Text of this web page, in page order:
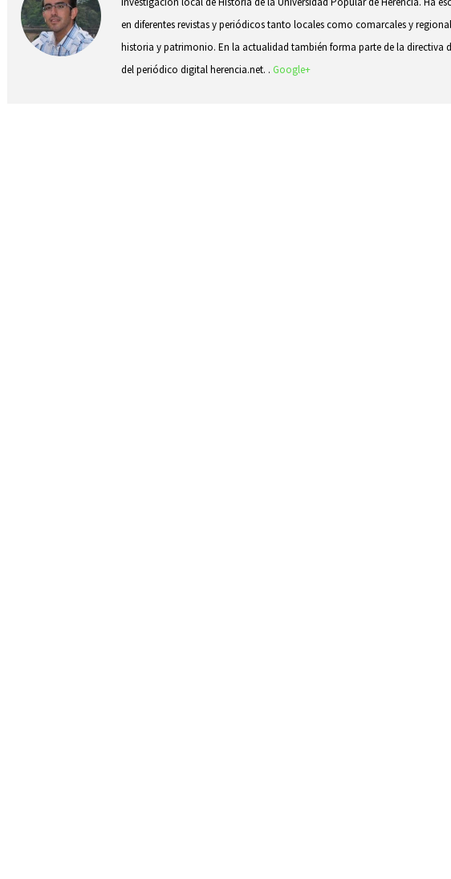
en diferentes revistas y periódicos tanto locales como comarcales y
historia y patrimonio. En la actualidad también forma parte de la directiva
del periódico digital herencia.net. . Google+